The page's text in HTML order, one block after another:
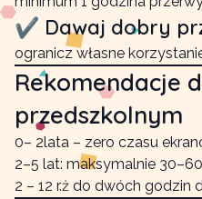
✔ Dawaj dobry
ogranicz własne
Rekomendacje
przedszkolnym
0– 2lata – zero czasu
2–5 lat: maksymalnie
2 – 12 r.ż do dwóch godzin